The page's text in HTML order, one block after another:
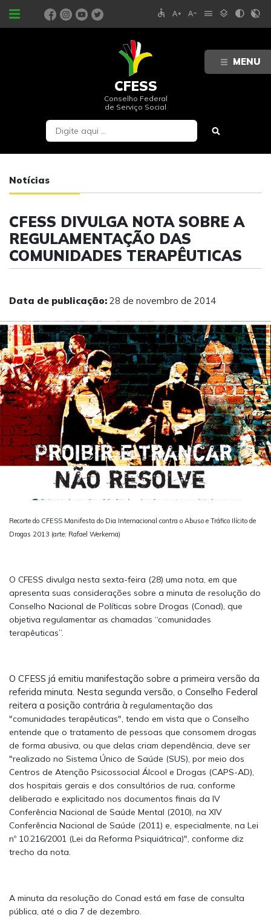
MENU
PORTAIS accessible text_increase text_decrease menu layers contrast contrast_rtl_off
CFESS
Conselho Federal
de Serviço Social
Notícias
CFESS DIVULGA NOTA SOBRE A
REGULAMENTAÇÃO DAS
COMUNIDADES TERAPÊUTICAS
Data de publicação: 28 de novembro de 2014
Recorte do CFESS Manifesta do Dia Internacional contra o Abuso e Tráfico Ilícito de
Drogas 2013 (arte: Rafael Werkema)
O CFESS divulga nesta sexta-feira (28) uma nota, em que
apresenta suas considerações sobre a minuta de resolução do
Conselho Nacional de Políticas sobre Drogas (Conad), que
objetiva regulamentar as chamadas “comunidades
terapêuticas”.
O CFESS já emitiu manifestação sobre a primeira versão da
referida minuta. Nesta segunda versão, o Conselho Federal
reitera a posição contrária à regulamentação das
"comunidades terapêuticas", tendo em vista que o Conselho
entende que o tratamento de pessoas que consomem drogas
de forma abusiva, ou que delas criam dependência, deve ser
"realizado no Sistema Único de Saúde (SUS), por meio dos
Centros de Atenção Psicossocial Álcool e Drogas (CAPS-AD),
dos hospitais gerais e dos consultórios de rua, conforme
deliberado e explicitado nos documentos finais da IV
Conferência Nacional de Saúde Mental (2010), na XIV
Conferência Nacional de Saúde (2011) e, especialmente, na Lei
nº 10.216/2001 (Lei da Reforma Psiquiátrica)", conforme diz
trecho da nota.
A minuta da resolução do Conad está em fase de consulta
pública, até o dia 7 de dezembro.